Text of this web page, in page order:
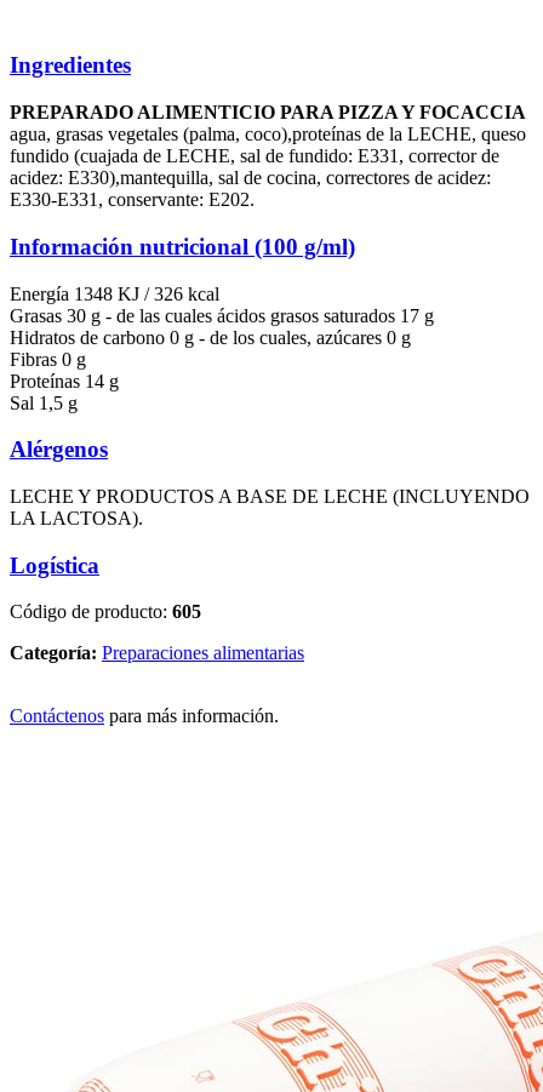
Ingredientes
PREPARADO ALIMENTICIO PARA PIZZA Y FOCACCIA
agua, grasas vegetales (palma, coco),proteínas de la LECHE, queso
fundido (cuajada de LECHE, sal de fundido: E331, corrector de
acidez: E330),mantequilla, sal de cocina, correctores de acidez:
E330-E331, conservante: E202.
Información nutricional (100 g/ml)
Energía 1348 KJ / 326 kcal
Grasas 30 g - de las cuales ácidos grasos saturados 17 g
Hidratos de carbono 0 g - de los cuales, azúcares 0 g
Fibras 0 g
Proteínas 14 g
Sal 1,5 g
Alérgenos
LECHE Y PRODUCTOS A BASE DE LECHE (INCLUYENDO
LA LACTOSA).
Logística
Código de producto: 605
Categoría: Preparaciones alimentarias
Contáctenos para más información.